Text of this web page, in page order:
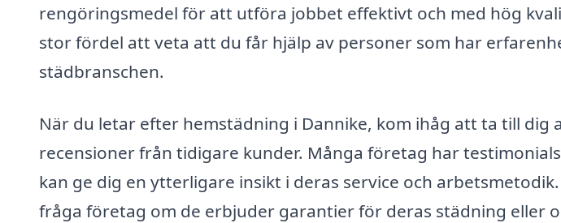
rengöringsmedel för att utföra jobbet effektivt och med hög
stor fördel att veta att du får hjälp av personer som har
städbranschen.
När du letar efter hemstädning i Dannike, kom ihåg att ta till dig
recensioner från tidigare kunder. Många företag har
kan ge dig en ytterligare insikt i deras service och
fråga företag om de erbjuder garantier för deras städning eller